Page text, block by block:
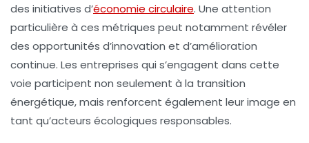
des initiatives d’économie circulaire. Une attention
particulière à ces métriques peut notamment révéler
des opportunités d’innovation et d’amélioration
continue. Les entreprises qui s’engagent dans cette
voie participent non seulement à la transition
énergétique, mais renforcent également leur image en
tant qu’acteurs écologiques responsables.